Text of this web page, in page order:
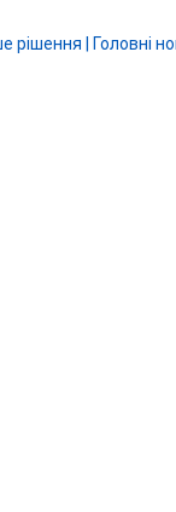
рішення | Головні